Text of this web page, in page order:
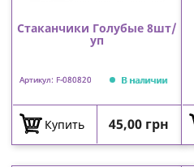
Стаканчики Голубые 8шт/
уп
Артикул: F-080820 В наличии
Купить Цена
45,00 грн